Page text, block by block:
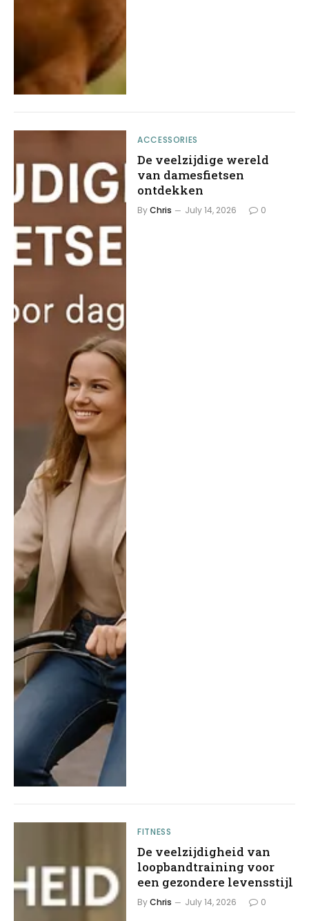
ACCESSORIES
De veelzijdige wereld
van damesfietsen
ontdekken
ByChris July 14, 2026 0
FITNESS
De veelzijdigheid van
loopbandtraining voor
een gezondere levensstijl
ByChris July 14, 2026 0